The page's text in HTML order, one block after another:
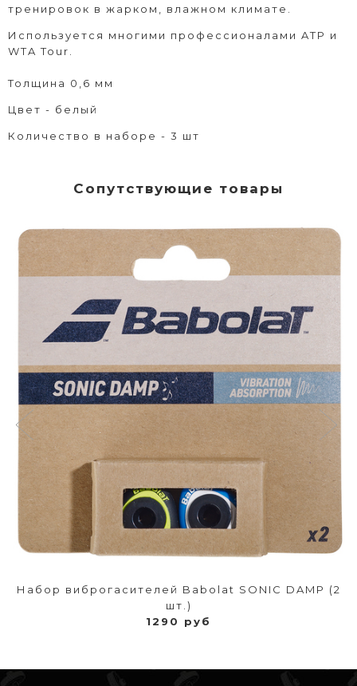
тренировок в жарком, влажном климате.
Используется многими профессионалами ATP и
WTA Tour.
Толщина 0,6 мм
Цвет - белый
Количество в наборе - 3 шт
Сопутствующие товары
Набор виброгасителей Babolat SONIC DAMP (2
шт.)
1290 руб